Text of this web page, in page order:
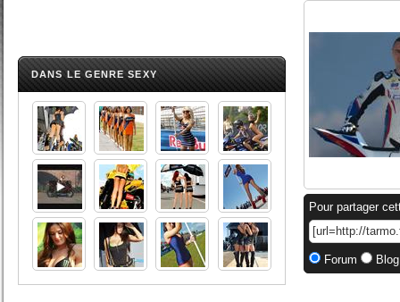
DANS LE GENRE SEXY
Pour partager
Forum